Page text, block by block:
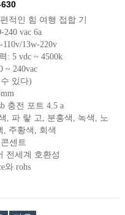
적인 힘 여행 접합 기
vac 6a
13w-220v
: 5 vdc ~ 4500k
~ 240vac
있다)
충전 포트 4.5 a
, 파 랗 고, 분홍색, 녹색, 노
, 주황색, 회색
센트
전세계 호환성
와 rohs